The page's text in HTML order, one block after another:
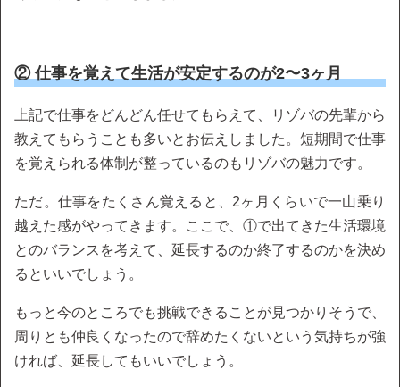
② 仕事を覚えて生活が安定するのが2〜3ヶ月
上記で仕事をどんどん任せてもらえて、リゾバの先輩から
教えてもらうことも多いとお伝えしました。短期間で仕事
を覚えられる体制が整っているのもリゾバの魅力です。
ただ。仕事をたくさん覚えると、2ヶ月くらいで一山乗り
越えた感がやってきます。ここで、①で出てきた生活環境
とのバランスを考えて、延長するのか終了するのかを決め
るといいでしょう。
もっと今のところでも挑戦できることが見つかりそうで、
周りとも仲良くなったので辞めたくないという気持ちが強
ければ、延長してもいいでしょう。